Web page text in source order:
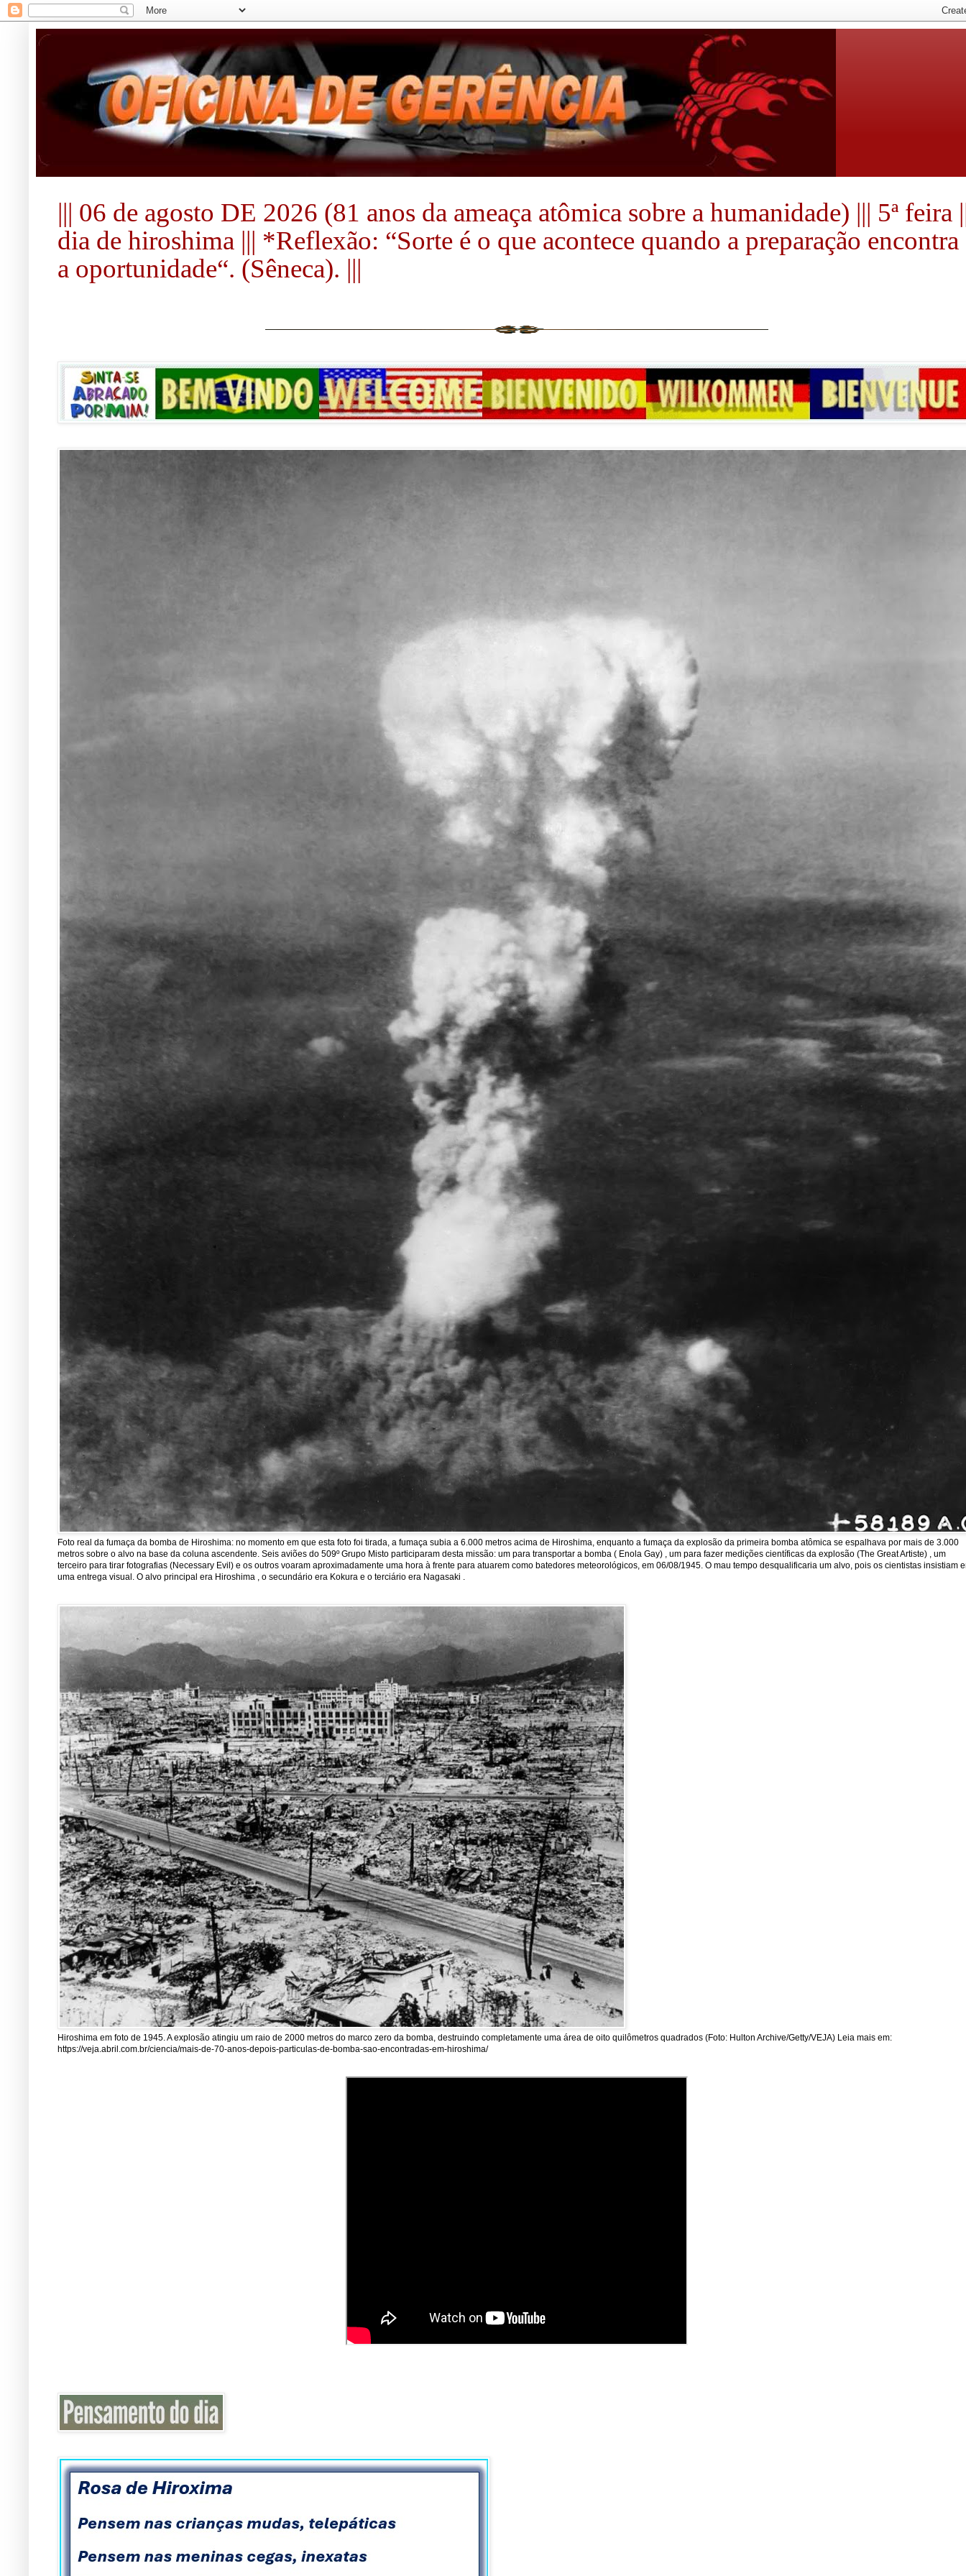
||| 06 de agosto DE 2026 (81 anos da ameaça atômica sobre a humanidade) ||| 5ª feira
dia de hiroshima ||| *Reflexão: “Sorte é o que acontece quando a preparação encontra
a oportunidade“. (Sêneca). |||
Foto real da fumaça da bomba de Hiroshima: no momento em que esta foto foi tirada, a fumaça subia a 6.000 metros acima de Hiroshima, enquanto a fumaça da explosão da primeira bomba atômica se espalhava por mais de 3.000
metros sobre o alvo na base da coluna ascendente. Seis aviões do 509º Grupo Misto participaram desta missão: um para transportar a bomba ( Enola Gay) , um para fazer medições científicas da explosão (The Great Artiste) , um
terceiro para tirar fotografias (Necessary Evil) e os outros voaram aproximadamente uma hora à frente para atuarem como batedores meteorológicos, em 06/08/1945. O mau tempo desqualificaria um alvo, pois os cientistas insistiam
uma entrega visual. O alvo principal era Hiroshima , o secundário era Kokura e o terciário era Nagasaki .
Hiroshima em foto de 1945. A explosão atingiu um raio de 2000 metros do marco zero da bomba, destruindo completamente uma área de oito quilômetros quadrados (Foto: Hulton Archive/Getty/VEJA) Leia mais em:
https://veja.abril.com.br/ciencia/mais-de-70-anos-depois-particulas-de-bomba-sao-encontradas-em-hiroshima/